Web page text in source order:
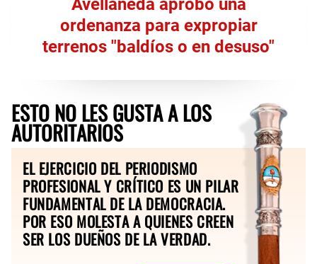
Avellaneda aprobó una
ordenanza para expropiar
terrenos "baldíos o en desuso"
ESTO NO LES GUSTA A LOS
AUTORITARIOS
EL EJERCICIO DEL PERIODISMO
PROFESIONAL Y CRÍTICO ES UN PILAR
FUNDAMENTAL DE LA DEMOCRACIA.
POR ESO MOLESTA A QUIENES CREEN
SER LOS DUEÑOS DE LA VERDAD.